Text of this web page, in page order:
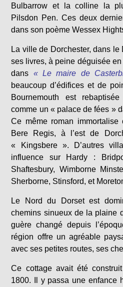
Bulbarrow et la colline la
Pilsdon Pen. Ces deux
dans son poème Wessex
La ville de Dorchester, dans
ses livres, à peine déguisée
dans « Le maire de
beaucoup d’édifices et de
Bournemouth est
comme un « palace de fées »
Ce même roman immortalise
Bere Regis, à l’est de
« Kingsbere ». D’autres
influence sur Hardy :
Shaftesbury, Wimborne
Sherborne, Stinsford, et
Le Nord du Dorset est
chemins sinueux de la plaine
guère changé depuis
région offre un agréable
avec ses petites routes, ses
Ce cottage avait été
1800. Il y passa une enfance